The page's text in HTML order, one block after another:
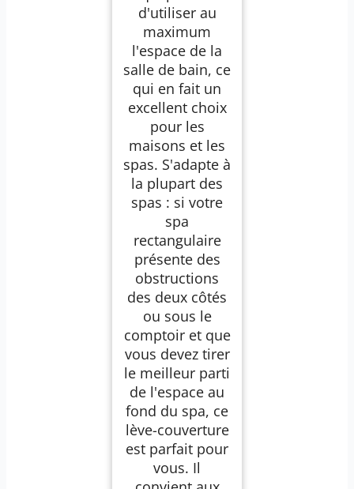
d'utiliser au
maximum
l'espace de la
salle de bain, ce
qui en fait un
excellent choix
pour les
maisons et les
spas. S'adapte à
la plupart des
spas : si votre
spa
rectangulaire
présente des
obstructions
des deux côtés
ou sous le
comptoir et que
vous devez tirer
le meilleur parti
de l'espace au
fond du spa, ce
lève-couverture
est parfait pour
vous. Il